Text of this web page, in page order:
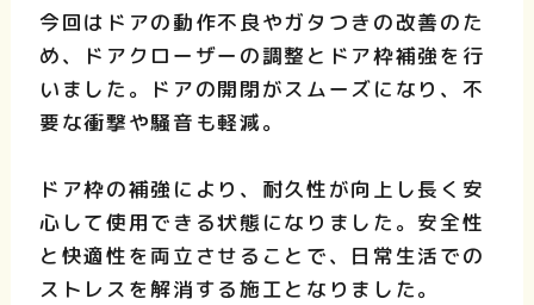
今回はドアの動作不良やガタつきの改善のた
め、ドアクローザーの調整とドア枠補強を行
いました。ドアの開閉がスムーズになり、不
要な衝撃や騒音も軽減。
ドア枠の補強により、耐久性が向上し長く安
心して使用できる状態になりました。安全性
と快適性を両立させることで、日常生活での
ストレスを解消する施工となりました。